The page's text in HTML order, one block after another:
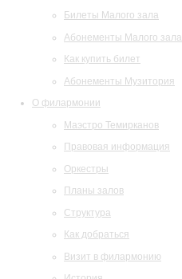
Билеты Малого зала
Абонементы Малого зала
Как купить билет
Абонементы Музитория
О филармонии
Маэстро Темирканов
Правовая информация
Оркестры
Планы залов
Структура
Как добраться
Визит в филармонию